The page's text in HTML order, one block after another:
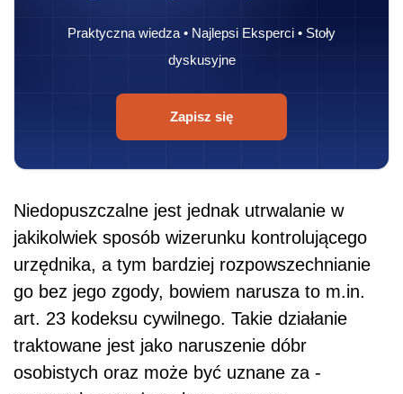
Praktyczna wiedza • Najlepsi Eksperci • Stoły
dyskusyjne
Zapisz się
Niedopuszczalne jest jednak utrwalanie w
jakikolwiek sposób wizerunku kontrolującego
urzędnika, a tym bardziej rozpowszechnianie
go bez jego zgody, bowiem narusza to m.in.
art. 23 kodeksu cywilnego. Takie działanie
traktowane jest jako naruszenie dóbr
osobistych oraz może być uznane za -